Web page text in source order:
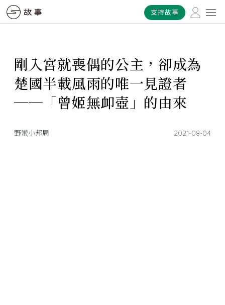
支持故事
剛入宮就喪偶的公主，卻成為
楚國半載風雨的唯一見證者
──「曾姬無卹壺」的由來
野蠻小邦周 2021-08-04